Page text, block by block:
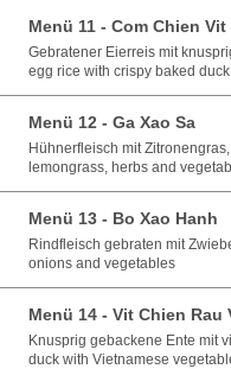
Menü 11 - Com Chien Vit
Gebratener Eierreis mit
egg rice with crispy baked
Menü 12 - Ga Xao Sa
Hühnerfleisch mit
lemongrass, herbs and
Menü 13 - Bo Xao Hanh
Rindfleisch gebraten mit
onions and vegetables
Menü 14 - Vit Chien Rau
Knusprig gebackene Ente mit
duck with Vietnamese